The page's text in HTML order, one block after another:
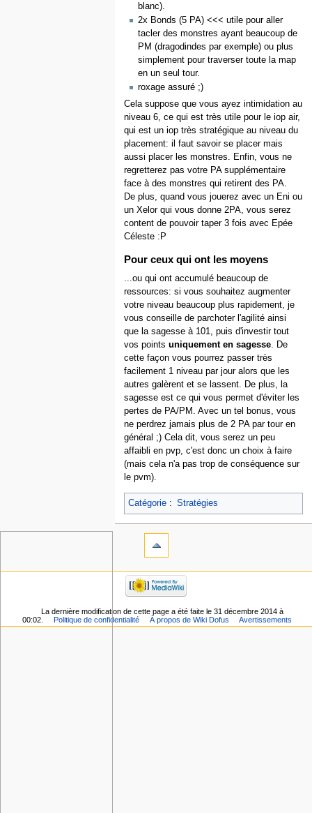
blanc).
2x Bonds (5 PA) <<< utile pour aller
tacler des monstres ayant beaucoup de
PM (dragodindes par exemple) ou plus
simplement pour traverser toute la map
en un seul tour.
roxage assuré ;)
Cela suppose que vous ayez intimidation au
niveau 6, ce qui est très utile pour le iop air,
qui est un iop très stratégique au niveau du
placement: il faut savoir se placer mais
aussi placer les monstres. Enfin, vous ne
regretterez pas votre PA supplémentaire
face à des monstres qui retirent des PA.
De plus, quand vous jouerez avec un Eni ou
un Xelor qui vous donne 2PA, vous serez
content de pouvoir taper 3 fois avec Epée
Céleste :P
Pour ceux qui ont les moyens
...ou qui ont accumulé beaucoup de
ressources: si vous souhaitez augmenter
votre niveau beaucoup plus rapidement, je
vous conseille de parchoter l'agilité ainsi
que la sagesse à 101, puis d'investir tout
vos points uniquement en sagesse. De
cette façon vous pourrez passer très
facilement 1 niveau par jour alors que les
autres galèrent et se lassent. De plus, la
sagesse est ce qui vous permet d'éviter les
pertes de PA/PM. Avec un tel bonus, vous
ne perdrez jamais plus de 2 PA par tour en
général ;) Cela dit, vous serez un peu
affaibli en pvp, c'est donc un choix à faire
(mais cela n'a pas trop de conséquence sur
le pvm).
Catégorie: Stratégies
La dernière modification de cette page a été faite le 31 décembre 2014 à
00:02.
Politique de confidentialité À propos de Wiki Dofus Avertissements